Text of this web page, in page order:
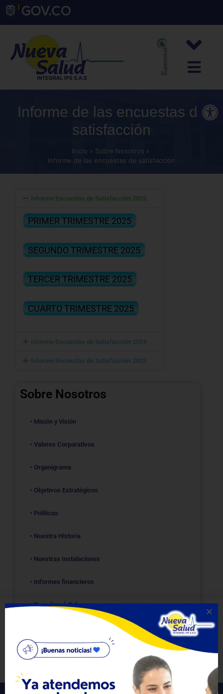
Informe de las encuestas de
satisfacción
Inicio
Sobre Nosotros
Informe de las encuestas de satisfacción
Sobre Nosotros
• Misión y Visión
• Valores Corporativos
• Organigrama
• Objetivos Estratégicos
• Políticas
• Nuestra Historia
• Nuestras Instalaciones
• Informes financieros
• Derechos │ Deberes
• Informe de las encuestas de satisfacción
Informe Encuestas de Satisfacción 2025
PRIMER TRIMESTRE 2025
SEGUNDO TRIMESTRE 2025
TERCER TRIMESTRE 2025
CUARTO TRIMESTRE 2025
Informe Encuestas de Satisfacción 2024
Informe Encuestas de Satisfacción 2023